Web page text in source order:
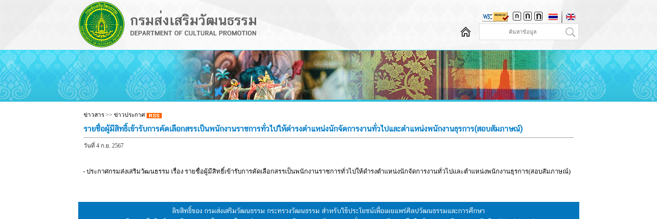
ข่าวสาร >> ข่าวประกาศ
รายชื่อผู้มีสิทธิ์เข้ารับการคัดเลือกสรรเป็นพนักงานราชการทั่วไปให้ดำรงตำแหน่งนักจัดการงานทั่วไปและตำแหน่งพนักงานธุรการ(สอบสัมภาษณ์)
วันที่ 4 ก.ย. 2567
- ประกาศกรมส่งเสริมวัฒนธรรม เรื่อง รายชื่อผู้มีสิทธิ์เข้ารับการคัดเลือกสรรเป็นพนักงานราชการทั่วไปให้ดำรงตำแหน่งนักจัดการงานทั่วไปและตำแหน่งพนักงานธุรการ(สอบสัมภาษณ์)
ลิขสิทธิ์ของ กรมส่งเสริมวัฒนธรรม กระทรวงวัฒนธรรม สำหรับใช้ประโยชน์เพื่อเผยแพร่ศิลปวัฒนธรรมและการศึกษา